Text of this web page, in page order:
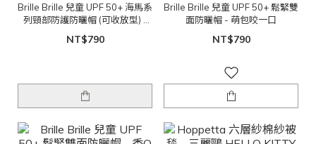
Brille Brille 兒童 UPF 50+ 海馬系
列頸部防護防曬帽 (可收放型) -
歡樂童玩節
NT$790
Brille Brille 兒童 UPF 50+ 鬆緊雙
面防曬帽 - 萌包咬一口
NT$790